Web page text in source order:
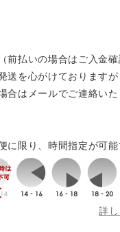
前払いの場合はご入金
送を心がけております
合はメールでご連絡いた
に限り、時間指定が可能
詳